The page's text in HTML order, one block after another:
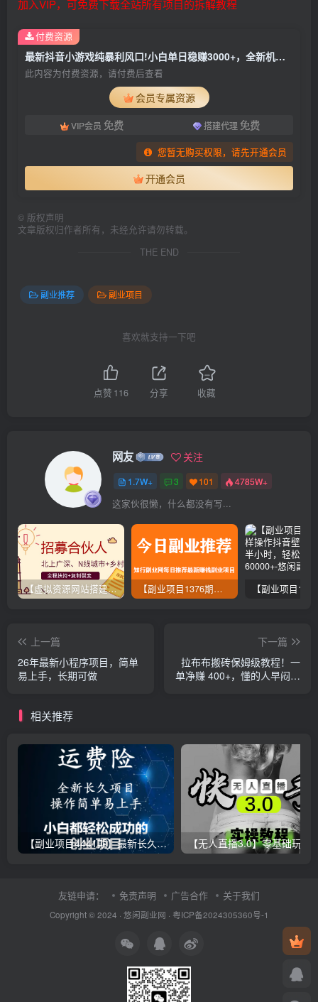
加入VIP，可免费下载全站所有项目的拆解教程
最新抖音小游戏纯暴利风口!小白单日稳赚3000+，全新机遇千万别错过
此内容为付费资源，请付费后查看
会员专属资源
VIP会员 免费 搭建代理 免费
您暂无购买权限，请先开通会员
开通会员
付费资源
© 版权声明
文章版权归作者所有，未经允许请勿转载。
THE END
副业推荐 副业项目
喜欢就支持一下吧
点赞 116 分享 收藏
网友 关注
1.7W+ 3 101 4785W+
这家伙很懒，什么都没有写...
【虚拟资源网站搭建服务】加盟本站系统，做一个和本站一样的独立网站，躺赚的项目 【副业项目1376期】龟课最新闲鱼项目玩法实战教程_全新升级月收益几千到几万
上一篇
26年最新小程序项目，简单
易上手，长期可做
下一篇
拉布布搬砖保姆级教程！一
单净赚 400+，懂的人早闷声
相关推荐
【副业项目4441期】最新长久稳定暴利项目，运费险全新玩法，日赚1000（包含详细教程，全程指导）
友链申请： 免责声明 广告合作 关于我们
Copyright © 2024 · 悠闲副业网 · 粤ICP备2024305360号-1